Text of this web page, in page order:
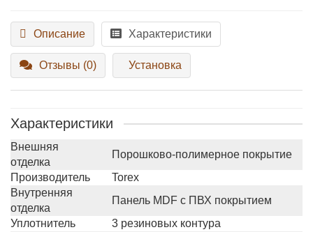
Описание Характеристики
Отзывы (0) Установка
Характеристики
Внешняя
отделка
Порошково-полимерное покрытие
Производитель
Torex
Внутренняя
отделка
Панель MDF с ПВХ покрытием
Уплотнитель
3 резиновых контура